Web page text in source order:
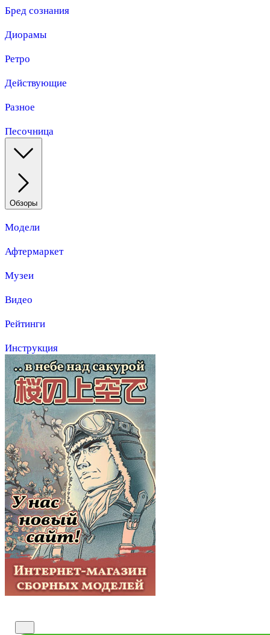
Бред сознания
Диорамы
Ретро
Действующие
Разное
Песочница
Обзоры
Модели
Афтермаркет
Музеи
Видео
Рейтинги
Инструкция